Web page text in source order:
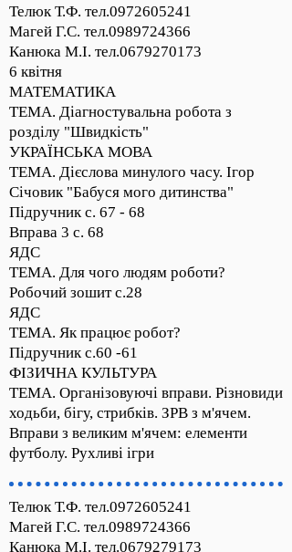
Телюк Т.Ф. тел.0972605241
Магей Г.С. тел.0989724366
Канюка М.І. тел.0679270173
6 квітня
МАТЕМАТИКА
ТЕМА. Діагностувальна робота з
розділу "Швидкість"
УКРАЇНСЬКА МОВА
ТЕМА. Дієслова минулого часу. Ігор
Січовик "Бабуся мого дитинства"
Підручник с. 67 - 68
Вправа 3 с. 68
ЯДС
ТЕМА. Для чого людям роботи?
Робочий зошит с.28
ЯДС
ТЕМА. Як працює робот?
Підручник с.60 -61
ФІЗИЧНА КУЛЬТУРА
ТЕМА. Організовуючі вправи. Різновиди
ходьби, бігу, стрибків. ЗРВ з м'ячем.
Вправи з великим м'ячем: елементи
футболу. Рухливі ігри
Телюк Т.Ф. тел.0972605241
Магей Г.С. тел.0989724366
Канюка М.І. тел.0679279173